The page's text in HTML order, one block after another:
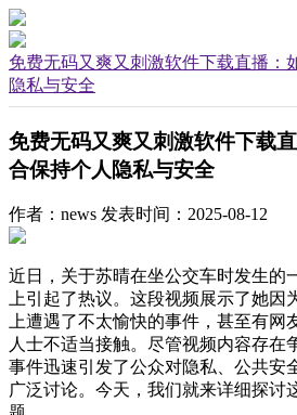
免费无码又爽又刺激软件下载直播：
隐私与安全
免费无码又爽又刺激软件下载
合保持个人隐私与安全
作者：news 发表时间：2025-08-12
近日，关于苏晴在坐公交车时发生的
上引起了热议。这段视频展示了她因
上遭遇了不太愉快的事件，甚至有网
人士不适当接触。尽管视频内容存在
事件迅速引发了公众对隐私、公共安
广泛讨论。今天，我们就来详细探讨